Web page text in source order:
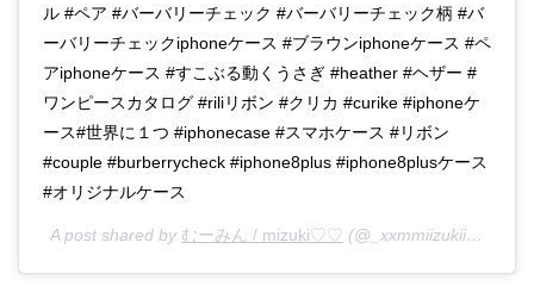
ル #ペア #バーバリーチェック #バーバリーチェック柄 #バ
ーバリーチェックiphoneケース #ブラウンiphoneケース #ペ
アiphoneケース #すこぶる動くうさぎ #heather #ヘザー #
ワンピースカタログ #riliリボン #クリカ #curike #iphoneケ
ース#世界に１つ #iphonecase #スマホケース #リボン
#couple #burberrycheck #iphone8plus #iphone8plusケース
#オリジナルケース
A post shared by むーみん / mizuki♡♡ (@_xxmmiizukiixx_) on